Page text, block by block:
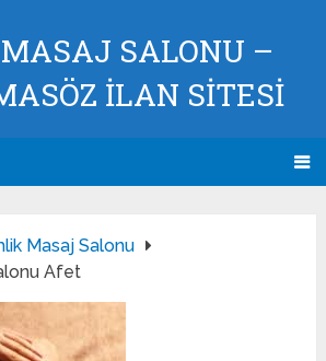
SALONU –
İLAN SİTESİ
Masaj Salonu
Afet